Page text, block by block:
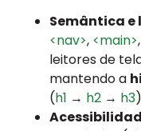
Semântica
<nav>, <main>,
leitores de
mantendo a
(h1 → h2 → h3